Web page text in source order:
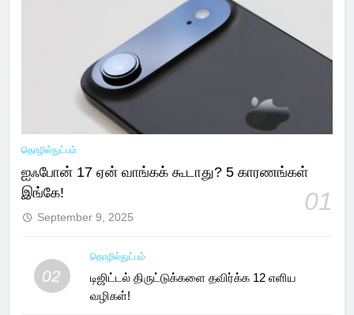
தொழில்நுட்பம்
ஐஃபோன் 17 ஏன் வாங்கக் கூடாது? 5 காரணங்கள்
இங்கே!
01
September 9, 2025
02
தொழில்நுட்பம்
டிஜிட்டல் திருட்டுக்களை தவிர்க்க 12 எளிய
வழிகள்!